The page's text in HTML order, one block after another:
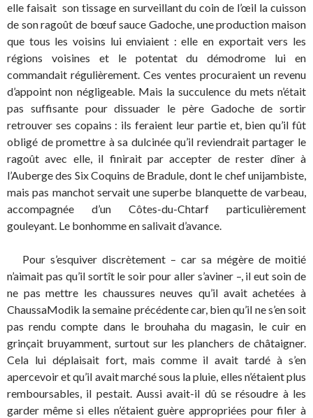
elle faisait son tissage en surveillant du coin de l’œil la cuisson
de son ragoût de bœuf sauce Gadoche, une production maison
que tous les voisins lui enviaient : elle en exportait vers les
régions voisines et le potentat du démodrome lui en
commandait régulièrement. Ces ventes procuraient un revenu
d’appoint non négligeable. Mais la succulence du mets n’était
pas suffisante pour dissuader le père Gadoche de sortir
retrouver ses copains : ils feraient leur partie et, bien qu’il fût
obligé de promettre à sa dulcinée qu’il reviendrait partager le
ragoût avec elle, il finirait par accepter de rester dîner à
l’Auberge des Six Coquins de Bradule, dont le chef unijambiste,
mais pas manchot servait une superbe blanquette de varbeau,
accompagnée d’un Côtes-du-Chtarf particulièrement
gouleyant. Le bonhomme en salivait d’avance.
Pour s’esquiver discrètement – car sa mégère de moitié
n’aimait pas qu’il sortît le soir pour aller s’aviner –, il eut soin de
ne pas mettre les chaussures neuves qu’il avait achetées à
ChaussaModik la semaine précédente car, bien qu’il ne s’en soit
pas rendu compte dans le brouhaha du magasin, le cuir en
grinçait bruyamment, surtout sur les planchers de châtaigner.
Cela lui déplaisait fort, mais comme il avait tardé à s’en
apercevoir et qu’il avait marché sous la pluie, elles n’étaient plus
remboursables, il pestait. Aussi avait-il dû se résoudre à les
garder même si elles n’étaient guère appropriées pour filer à